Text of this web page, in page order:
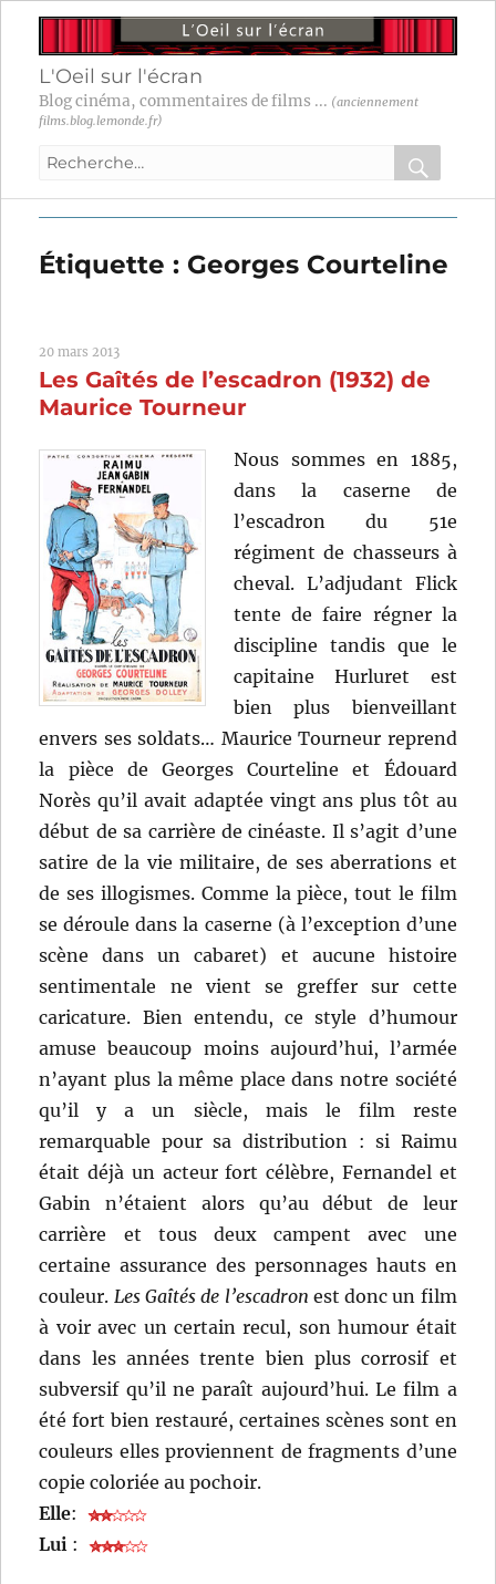
L'Oeil sur l'écran
Blog cinéma, commentaires de films ... (anciennement
films.blog.lemonde.fr)
Recherche
:
OK
Étiquette : Georges Courteline
20 mars 2013
Les Gaîtés de l’escadron (1932) de
Maurice Tourneur
Nous sommes en 1885,
dans la caserne de
l’escadron du 51e
régiment de chasseurs à
cheval. L’adjudant Flick
tente de faire régner la
discipline tandis que le
capitaine Hurluret est
bien plus bienveillant
envers ses soldats… Maurice Tourneur reprend
la pièce de Georges Courteline et Édouard
Norès qu’il avait adaptée vingt ans plus tôt au
début de sa carrière de cinéaste. Il s’agit d’une
satire de la vie militaire, de ses aberrations et
de ses illogismes. Comme la pièce, tout le film
se déroule dans la caserne (à l’exception d’une
scène dans un cabaret) et aucune histoire
sentimentale ne vient se greffer sur cette
caricature. Bien entendu, ce style d’humour
amuse beaucoup moins aujourd’hui, l’armée
n’ayant plus la même place dans notre société
qu’il y a un siècle, mais le film reste
remarquable pour sa distribution : si Raimu
était déjà un acteur fort célèbre, Fernandel et
Gabin n’étaient alors qu’au début de leur
carrière et tous deux campent avec une
certaine assurance des personnages hauts en
couleur. Les Gaîtés de l’escadron est donc un film
à voir avec un certain recul, son humour était
dans les années trente bien plus corrosif et
subversif qu’il ne paraît aujourd’hui. Le film a
été fort bien restauré, certaines scènes sont en
couleurs elles proviennent de fragments d’une
copie coloriée au pochoir.
Elle:
Lui :